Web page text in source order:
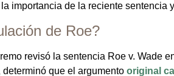
importancia de la reciente sentencia
de Roe?
revisó la sentencia Roe v. Wade
que el argumento original